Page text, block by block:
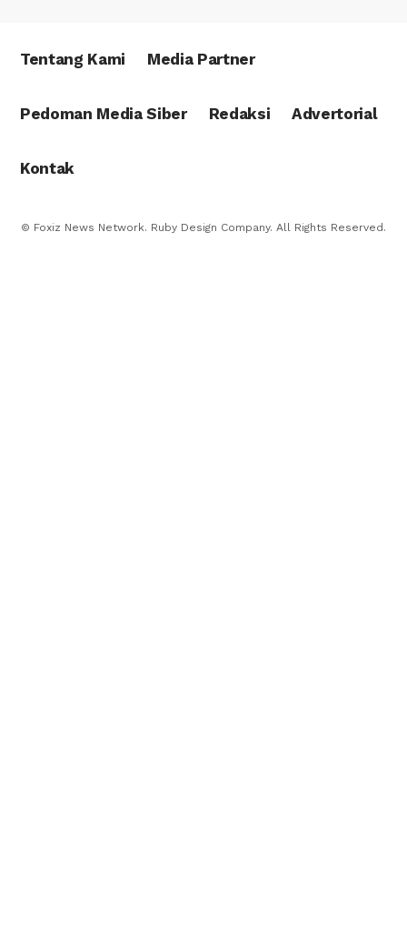
Tentang Kami Media Partner
Pedoman Media Siber Redaksi Advertorial
Kontak
© Foxiz News Network. Ruby Design Company. All Rights Reserved.